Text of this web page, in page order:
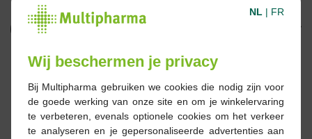
Filtrer
2 Résultats
NL | FR
Wij beschermen je privacy
Bij Multipharma gebruiken we cookies die nodig zijn voor
de goede werking van onze site en om je winkelervaring
te verbeteren, evenals optionele cookies om het verkeer
te analyseren en je gepersonaliseerde advertenties aan